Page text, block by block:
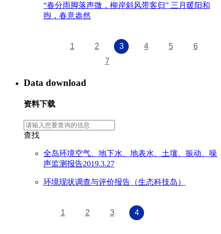
“春分雨脚落声微，柳岸斜风带客归” 三月暖阳和
煦，春意盎然
1 2 3 4 5
6
7
Data download
资料下载
查找
全岛环境空气、地下水、地表水、土壤、振动、噪
声监测报告2019.3.27
环境现状调查与评价报告（生态科技岛）
1 2 3 4